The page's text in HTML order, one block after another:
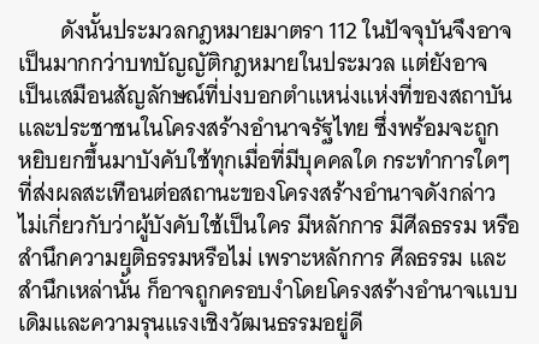
ดังนั้นประมวลกฎหมายมาตรา 112 ในปัจจุบันจึงอาจ
เป็นมากกว่าบทบัญญัติกฎหมายในประมวล แต่ยังอาจ
เป็นเสมือนสัญลักษณ์ที่บ่งบอกตำแหน่งแห่งที่ของสถาบัน
และประชาชนในโครงสร้างอำนาจรัฐไทย ซึ่งพร้อมจะถูก
หยิบยกขึ้นมาบังคับใช้ทุกเมื่อที่มีบุคคลใด กระทำการใดๆ
ที่ส่งผลสะเทือนต่อสถานะของโครงสร้างอำนาจดังกล่าว
ไม่เกี่ยวกับว่าผู้บังคับใช้เป็นใคร มีหลักการ มีศีลธรรม หรือ
สำนึกความยุติธรรมหรือไม่ เพราะหลักการ ศีลธรรม และ
สำนึกเหล่านั้น ก็อาจถูกครอบงำโดยโครงสร้างอำนาจแบบ
เดิมและความรุนแรงเชิงวัฒนธรรมอยู่ดี